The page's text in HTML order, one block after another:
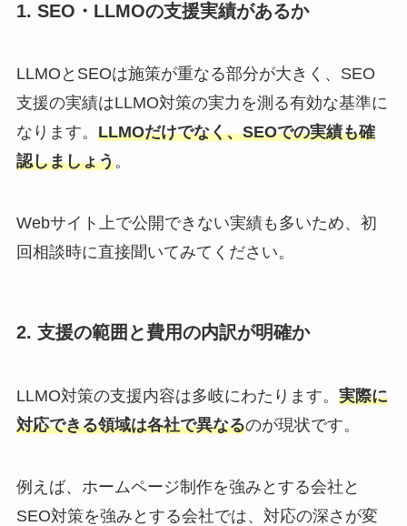
1. SEO・LLMOの支援実績があるか
LLMOとSEOは施策が重なる部分が大きく、SEO
支援の実績はLLMO対策の実力を測る有効な基準に
なります。 LLMOだけでなく、SEOでの実績も確
認しましょう。
Webサイト上で公開できない実績も多いため、初
回相談時に直接聞いてみてください。
2. 支援の範囲と費用の内訳が明確か
LLMO対策の支援内容は多岐にわたります。 実際に
対応できる領域は各社で異なるのが現状です。
例えば、ホームページ制作を強みとする会社と
SEO対策を強みとする会社では、対応の深さが変